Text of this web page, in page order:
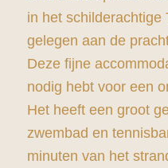
in het schilderachtige
gelegen aan de
Deze fijne
nodig hebt voor een
Het heeft een groot
zwembad en
minuten van het